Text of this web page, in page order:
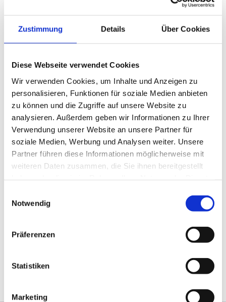
Zustimmung Details Über Cookies
Diese Webseite verwendet Cookies
Wir verwenden Cookies, um Inhalte und Anzeigen zu
personalisieren, Funktionen für soziale Medien anbieten
zu können und die Zugriffe auf unsere Website zu
analysieren. Außerdem geben wir Informationen zu Ihrer
Verwendung unserer Website an unsere Partner für
soziale Medien, Werbung und Analysen weiter. Unsere
Partner führen diese Informationen möglicherweise mit
weiteren Daten zusammen, die Sie ihnen bereitgestellt
Notwendig
Präferenzen
Statistiken
Marketing
DETAILS
Datum: Februar 26
Zeit:
18:00
Veranstaltungskategorie:
Gottesdienst
VERANSTALTUNGSORT
Gedächtniskapelle